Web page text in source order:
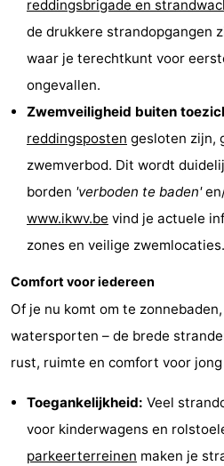
De
Bredene
Oostende
-
Middelkerke
Nieuwpoort
Oostduinkerke
De
-
reddingsbrigade en
de drukkere strandopgangen
waar je terechtkunt voor
ongevallen.
Zwemveiligheid buiten
reddingsposten gesloten zijn,
zwemverbod. Dit wordt
borden 'verboden te baden'
www.ikwv.be vind je actuele
zones en veilige zwemlocaties.
Comfort voor iedereen
Of je nu komt om te
watersporten – de brede
rust, ruimte en comfort voor jong
Toegankelijkheid: Veel
voor kinderwagens en
parkeerterreinen maken je